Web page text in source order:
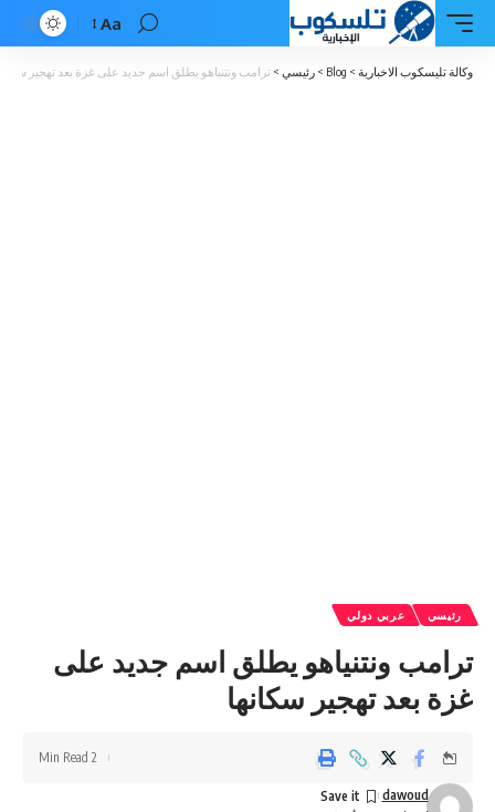
Font
Resizer
Aa
وكالة تليسكوب الاخبارية >
Blog
> رئيسي > ترامب ونتنياهو يطلق اسم جديد على غزة بعد تهجير
رئيسي عربي دولي
ترامب ونتنياهو يطلق اسم جديد على
غزة بعد تهجير سكانها
dawoud
2 Min Read